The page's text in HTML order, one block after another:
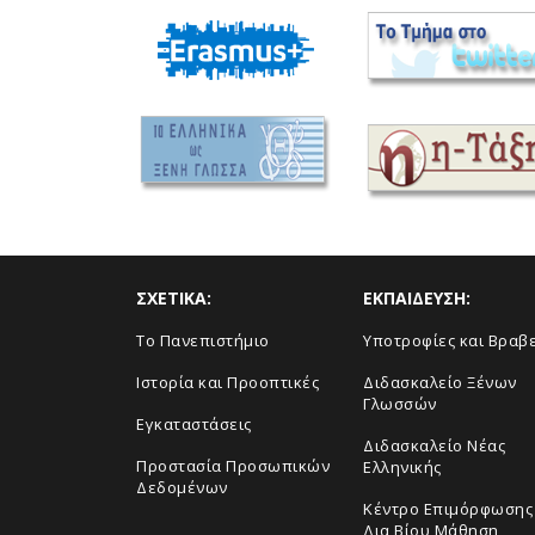
ΣΧΕΤΙΚΑ:
To Πανεπιστήμιο
Ιστορία και Προοπτικές
Εγκαταστάσεις
Προστασία Προσωπικών
Δεδομένων
ΕΚΠΑΙΔΕΥΣΗ:
Υποτροφίες και
Διδασκαλείο Ξένων
Γλωσσών
Διδασκαλείο Νέας
Ελληνικής
Κέντρο Επιμόρφωσης
Δια Βίου Μάθηση